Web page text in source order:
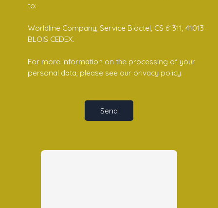
to:
Worldline Company, Service Bloctel, CS 61311, 41013
BLOIS CEDEX.
For more information on the processing of your
personal data, please see our privacy policy.
Send